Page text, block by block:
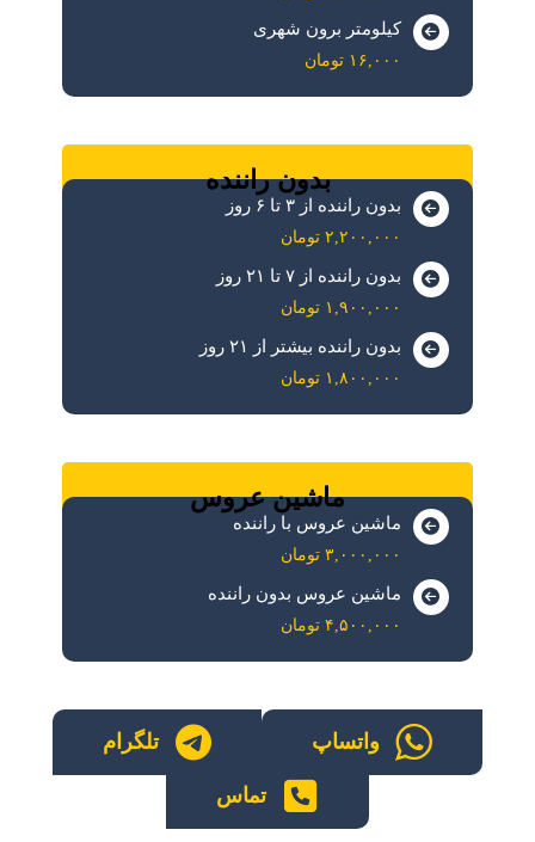
کیلومتر برون شهری
۱۶,۰۰۰ تومان
بدون راننده
بدون راننده از ۳ تا ۶ روز
۲,۲۰۰,۰۰۰ تومان
بدون راننده از ۷ تا ۲۱ روز
۱,۹۰۰,۰۰۰ تومان
بدون راننده بیشتر از ۲۱ روز
۱,۸۰۰,۰۰۰ تومان
ماشین عروس
ماشین عروس با راننده
۳,۰۰۰,۰۰۰ تومان
ماشین عروس بدون راننده
۴,۵۰۰,۰۰۰ تومان
واتساپ تلگرام
تماس